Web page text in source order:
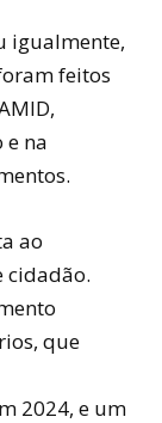
igualmente,
feitos
e na
ao
cidadão.
que
2024, e um